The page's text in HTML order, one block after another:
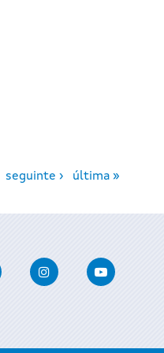
seguinte › última »
Twitter InstagramYoutube